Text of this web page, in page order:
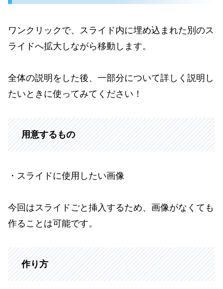
ワンクリックで、スライド内に埋め込まれた別のス
ライドへ拡大しながら移動します。
全体の説明をした後、一部分について詳しく説明し
たいときに使ってみてください！
用意するもの
・スライドに使用したい画像
今回はスライドごと挿入するため、画像がなくても
作ることは可能です。
作り方